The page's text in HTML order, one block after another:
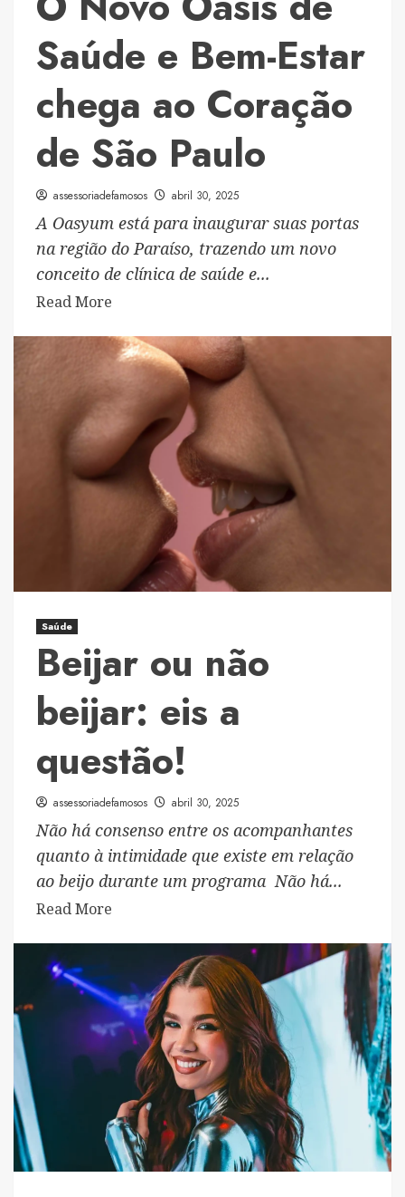
para
Cruzeiro
Board
Festival:
uma
trajetória
de
talento
que
agora
navega
mar
Saúde e Bem-Estar
chega ao Coração
de São Paulo
assessoriadefamosos abril 30, 2025
A Oasyum está para inaugurar suas portas
na região do Paraíso, trazendo um novo
conceito de clínica de saúde e...
Read More
about
Novo
de
Saúde
e
chega
Coração
Paulo
Saúde
Beijar ou não
beijar: eis a
questão!
assessoriadefamosos abril 30, 2025
Não há consenso entre os acompanhantes
quanto à intimidade que existe em relação
ao beijo durante um programa Não há...
Read More
Beijar
ou
não
beijar:
eis
questão!